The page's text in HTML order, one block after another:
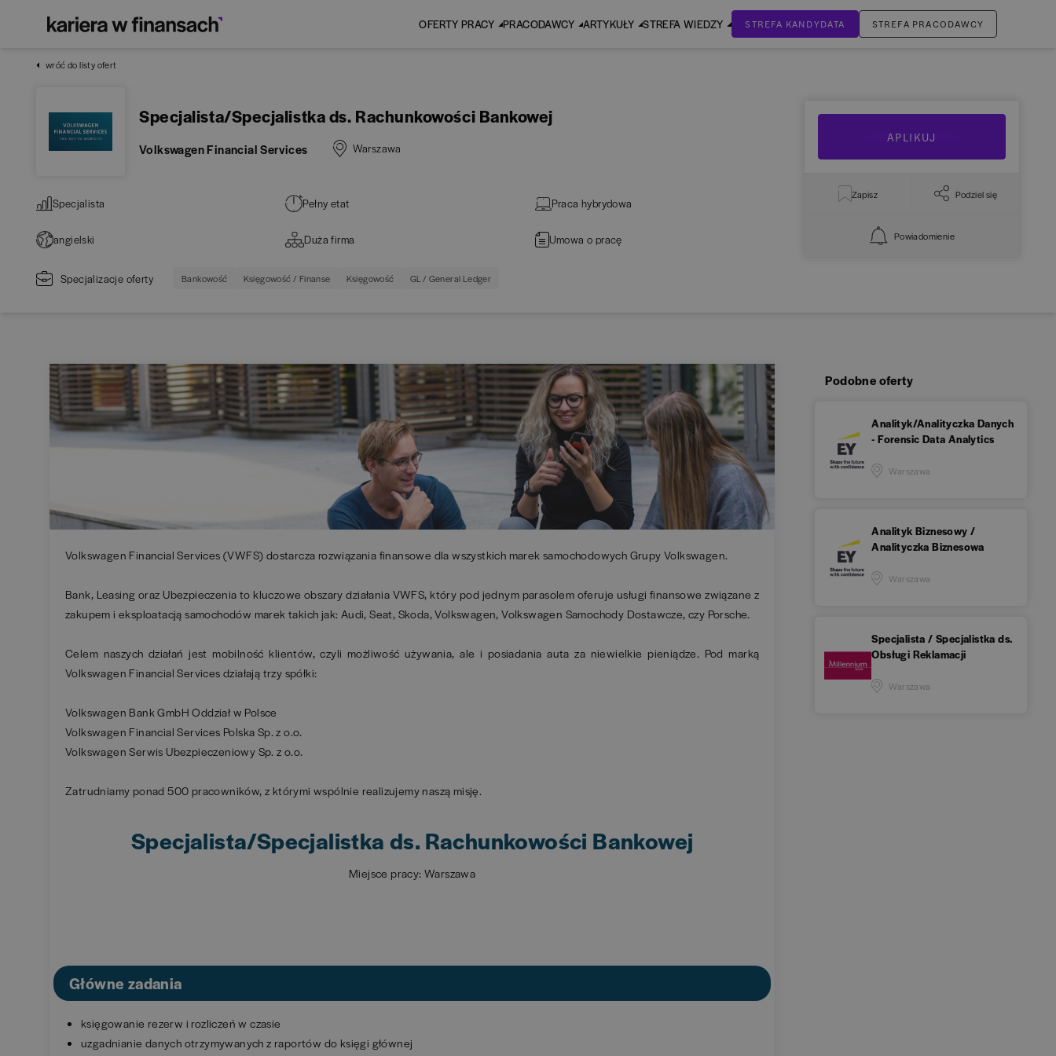
OFERTY PRACY PRACODAWCY ARTYKUŁY STREFA WIEDZY STREFA KANDYDATA STREFA PRACODAWCY
wróć do listy ofert
Specjalista/Specjalistka ds. Rachunkowości Bankowej
Volkswagen Financial Services Warszawa
Specjalista Pełny etat Praca hybrydowa
angielski Duża firma Umowa o pracę
Specjalizacje oferty Bankowość Księgowość / Finanse Księgowość GL / General Ledger
APLIKUJ
Zapisz Podziel się
Powiadomienie
Volkswagen Financial Services (VWFS) dostarcza rozwiązania finansowe dla wszystkich marek samochodowych Grupy Volkswagen.
Bank, Leasing oraz Ubezpieczenia to kluczowe obszary działania VWFS, który pod jednym parasolem oferuje usługi finansowe związane z
zakupem i eksploatacją samochodów marek takich jak: Audi, Seat, Skoda, Volkswagen, Volkswagen Samochody Dostawcze, czy Porsche.
Celem naszych działań jest mobilność klientów, czyli możliwość używania, ale i posiadania auta za niewielkie pieniądze. Pod marką
Volkswagen Financial Services działają trzy spółki:
Volkswagen Bank GmbH Oddział w Polsce
Volkswagen Financial Services Polska Sp. z o.o.
Volkswagen Serwis Ubezpieczeniowy Sp. z o.o.
Zatrudniamy ponad 500 pracowników, z którymi wspólnie realizujemy naszą misję.
Specjalista/Specjalistka ds. Rachunkowości Bankowej
Miejsce pracy: Warszawa
Główne zadania
księgowanie rezerw i rozliczeń w czasie
uzgadnianie danych otrzymywanych z raportów do księgi głównej
Podobne oferty
Analityk/Analityczka Danych
- Forensic Data Analytics
Warszawa
Analityk Biznesowy /
Analityczka Biznesowa
Warszawa
Specjalista / Specjalistka ds.
Obsługi Reklamacji
Warszawa